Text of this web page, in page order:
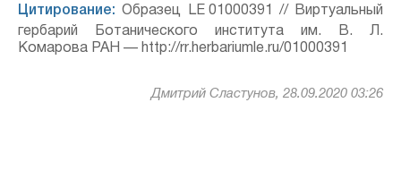
Цитирование: Образец LE 01000391 // Виртуальный
гербарий Ботанического института им. В. Л.
Комарова РАН — http://rr.herbariumle.ru/01000391
Дмитрий Сластунов, 28.09.2020 03:26